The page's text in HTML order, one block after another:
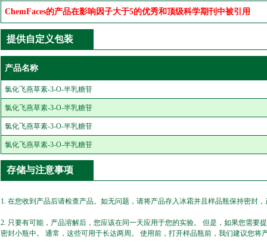
ChemFaces的产品在影响因子大于5的优秀和顶级科学期刊中被引用
提供自定义包装
产品名称
氯化飞燕草素-3-O-半乳糖苷
氯化飞燕草素-3-O-半乳糖苷
氯化飞燕草素-3-O-半乳糖苷
氯化飞燕草素-3-O-半乳糖苷
存储与注意事项
1. 在您收到产品后请检查产品。如无问题，请将产品存入冰霜并且样品瓶保持密封
2. 只要有可能，产品溶解后，您应该在同一天应用于您的实验。 但是，如果您需
密封小瓶中。 通常，这些可用于长达两周。 使用前，打开样品瓶前，我们建议您将